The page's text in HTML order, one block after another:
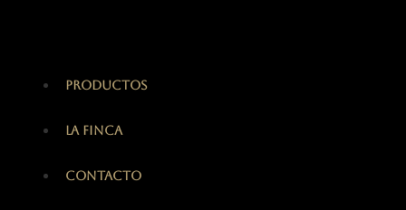
PRODUCTOS
LA FINCA
CONTACTO